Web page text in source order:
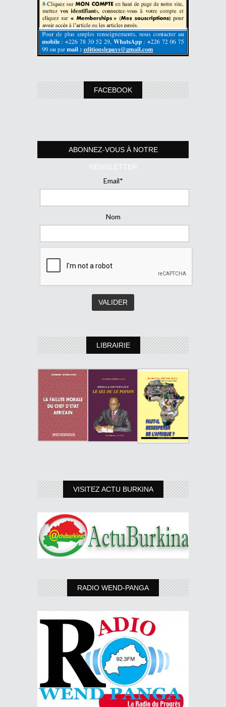
FACEBOOK
ABONNEZ-VOUS À NOTRE
NEWSLETTER
Email*
Nom
LIBRAIRIE
VISITEZ ACTU BURKINA
RADIO WEND-PANGA